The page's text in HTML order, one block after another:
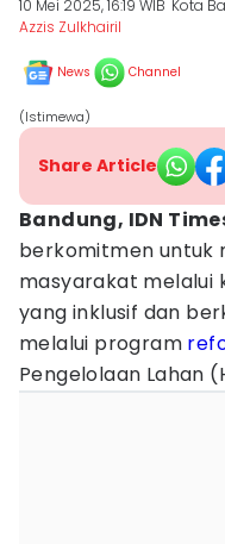
10 Mei 2025, 16:19 WIB Kota
Azzis Zulkhairil
News Channel
(Istimewa)
Share Article
Bandung, IDN
berkomitmen untuk
masyarakat melalui
yang inklusif dan
melalui program
Pengelolaan Lahan